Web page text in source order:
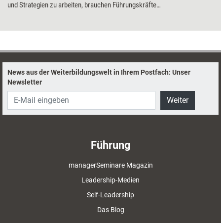
und Strategien zu arbeiten, brauchen Führungskräfte
News aus der Weiterbildungswelt in Ihrem Postfach: Unser
Newsletter
Weiter
Führung
managerSeminare Magazin
Leadership-Medien
Self-Leadership
Das Blog